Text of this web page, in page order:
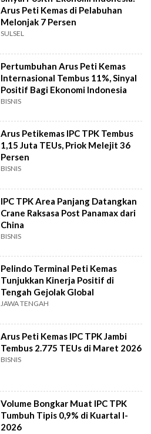
Arus Peti Kemas di Pelabuhan
Melonjak 7 Persen
SULSEL
Pertumbuhan Arus Peti Kemas
Internasional Tembus 11%, Sinyal
Positif Bagi Ekonomi Indonesia
BISNIS
Arus Petikemas IPC TPK Tembus
1,15 Juta TEUs, Priok Melejit 36
Persen
BISNIS
IPC TPK Area Panjang Datangkan
Crane Raksasa Post Panamax dari
China
BISNIS
Pelindo Terminal Peti Kemas
Tunjukkan Kinerja Positif di
Tengah Gejolak Global
JAWA TENGAH
Arus Peti Kemas IPC TPK Jambi
Tembus 2.775 TEUs di Maret 2026
BISNIS
Volume Bongkar Muat IPC TPK
Tumbuh Tipis 0,9% di Kuartal I-
2026